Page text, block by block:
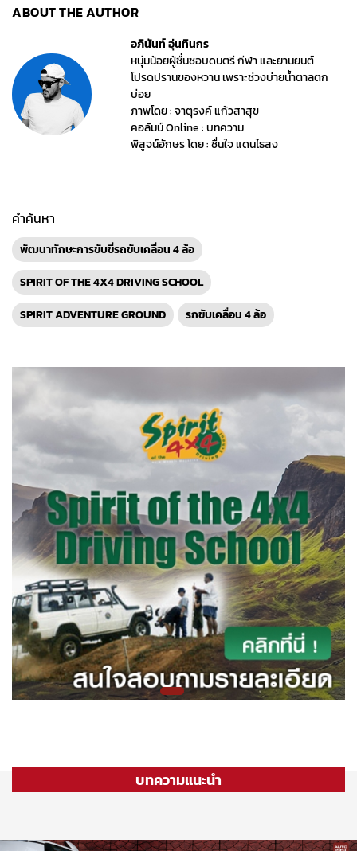
ABOUT THE AUTHOR
อภินันท์ อุ่นทินกร
หนุ่มน้อยผู้ชื่นชอบดนตรี กีฬา และยานยนต์
โปรดปรานของหวาน เพราะช่วงบ่ายน้ำตาลตก
บ่อย
ภาพโดย : จาตุรงค์ แก้วสาสุข
คอลัมน์ Online : บทความ
พิสูจน์อักษร โดย : ชื่นใจ แดนไธสง
คำค้นหา
พัฒนาทักษะการขับขี่รถขับเคลื่อน 4 ล้อ
SPIRIT OF THE 4X4 DRIVING SCHOOL
SPIRIT ADVENTURE GROUND
รถขับเคลื่อน 4 ล้อ
บทความแนะนำ